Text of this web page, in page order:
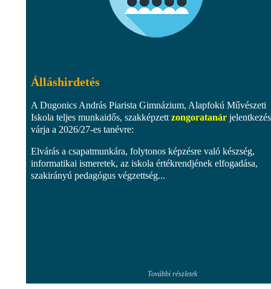
Álláshirdetés
A Dugonics András Piarista Gimnázium, Alapfokú Művészeti
Iskola teljes munkaidős, szakképzett zongoratanár
várja a 2026/27-es tanévre:
Elvárás a csapatmunkára, folytonos képzésre való készség,
informatikai ismeretek, az iskola értékrendjének elfogadása,
szakirányú pedagógus végzettség...
További részletek